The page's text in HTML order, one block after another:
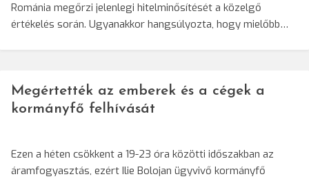
Románia megőrzi jelenlegi hitelminősítését a közelgő
értékelés során. Ugyanakkor hangsúlyozta, hogy mielőbb…
Megértették az emberek és a cégek a
kormányfő felhívását
Ezen a héten csökkent a 19-23 óra közötti időszakban az
áramfogyasztás, ezért Ilie Bolojan ügyvivő kormányfő